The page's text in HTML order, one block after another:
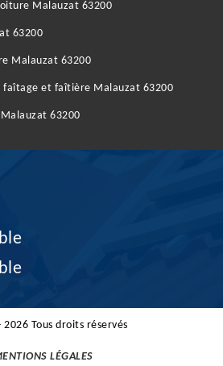
Malauzat 63200
63200
Malauzat 63200
faîtage et faîtière Malauzat 63200
63200
Tous droits réservés
LÉGALES